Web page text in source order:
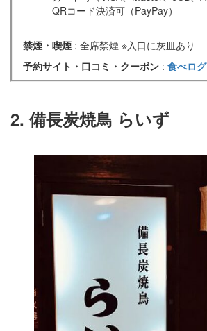
QRコード決済可（PayPay）
禁煙・喫煙 : 全席禁煙 ※入口に灰皿あり
予約サイト・口コミ・クーポン : 食べログ
2. 備長炭焼鳥 らいず